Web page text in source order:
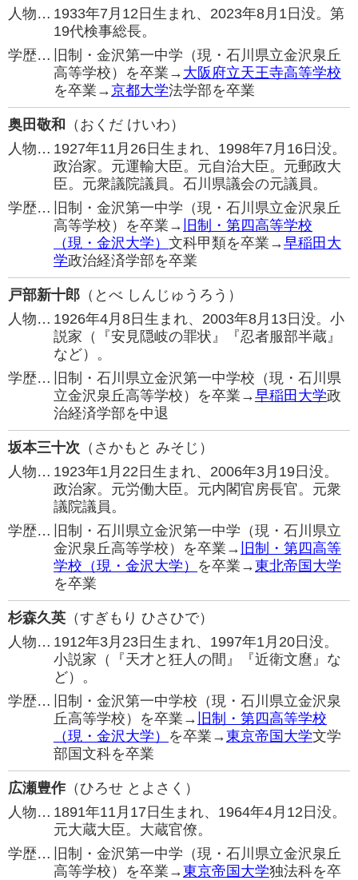
人物… 1933年7月12日生まれ、2023年8月1日没。第
19代検事総長。
学歴…
旧制・金沢第一中学（現・石川県立金沢泉丘
高等学校）を卒業→ 大阪府立天王寺高等学校
を卒業→京都大学法学部を卒業
奥田敬和
（おくだ けいわ）
人物… 1927年11月26日生まれ、1998年7月16日没。
政治家。元運輸大臣。元自治大臣。元郵政大
臣。元衆議院議員。石川県議会の元議員。
学歴…
旧制・金沢第一中学（現・石川県立金沢泉丘
高等学校）を卒業→ 旧制・第四高等学校
（現・金沢大学） 文科甲類を卒業→早稲田大
学政治経済学部を卒業
戸部新十郎 （とべ しんじゅうろう）
人物… 1926年4月8日生まれ、2003年8月13日没。小
説家（『安見隠岐の罪状』『忍者服部半蔵』
など）。
学歴…
旧制・石川県立金沢第一中学校（現・石川県
立金沢泉丘高等学校）を卒業→早稲田大学政
治経済学部を中退
坂本三十次 （さかもと みそじ）
人物… 1923年1月22日生まれ、2006年3月19日没。
政治家。元労働大臣。元内閣官房長官。元衆
議院議員。
学歴…
旧制・石川県立金沢第一中学（現・石川県立
金沢泉丘高等学校）を卒業→ 旧制・第四高等
学校（現・金沢大学） を卒業→東北帝国大学
を卒業
杉森久英 （すぎもり ひさひで）
人物… 1912年3月23日生まれ、1997年1月20日没。
小説家（『天才と狂人の間』『近衛文麿』な
ど）。
学歴…
旧制・金沢第一中学校（現・石川県立金沢泉
丘高等学校）を卒業→ 旧制・第四高等学校
（現・金沢大学） を卒業→東京帝国大学文学
部国文科を卒業
広瀬豊作（ひろせ とよさく）
人物… 1891年11月17日生まれ、1964年4月12日没。
元大蔵大臣。大蔵官僚。
学歴…
旧制・金沢第一中学（現・石川県立金沢泉丘
高等学校）を卒業→東京帝国大学独法科を卒